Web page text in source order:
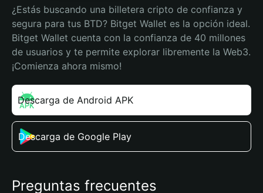
¿Estás buscando una billetera cripto de confianza y
segura para tus BTD? Bitget Wallet es la opción ideal.
Bitget Wallet cuenta con la confianza de 40 millones
de usuarios y te permite explorar libremente la Web3.
¡Comienza ahora mismo!
Descarga de Android APK
Descarga de Google Play
Preguntas frecuentes